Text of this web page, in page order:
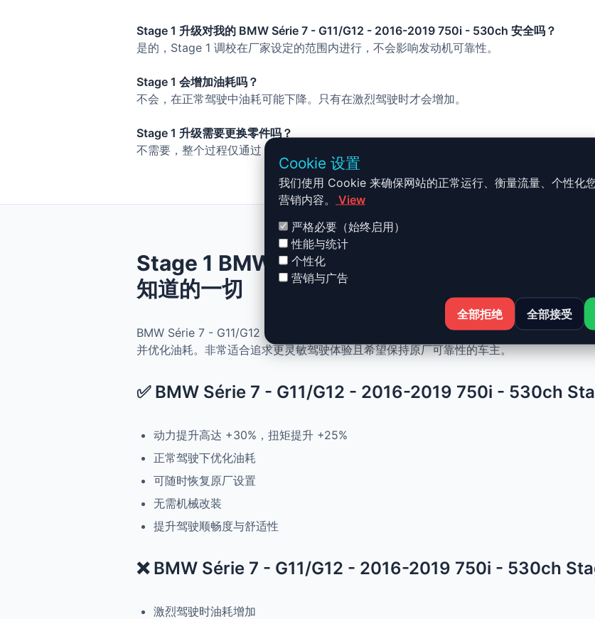
Stage 1 升级对我的 BMW Série 7 - G11/G12 - 2016-2019 750i - 530ch 安全吗？
是的，Stage 1 调校在厂家设定的范围内进行，不会影响发动机可靠性。
Stage 1 会增加油耗吗？
不会，在正常驾驶中油耗可能下降。只有在激烈驾驶时才会增加。
Stage 1 升级需要更换零件吗？
不需要，整个过程仅通过 ECU 调校完成，无需机械改装。
Stage 1 BMW Série 7 - G11/G12 - 2016-
知道的一切
BMW Série 7 - G11/G12 - 2016-2019 750i - 530ch 的 Stage 1 升级结合了性能、安全与
并优化油耗。非常适合追求更灵敏驾驶体验且希望保持原厂可靠性的车主。
✅ BMW Série 7 - G11/G12 - 2016-2019 750i - 530ch
动力提升高达 +30%，扭矩提升 +25%
正常驾驶下优化油耗
可随时恢复原厂设置
无需机械改装
提升驾驶顺畅度与舒适性
❌ BMW Série 7 - G11/G12 - 2016-2019 750i - 530ch
激烈驾驶时油耗增加
Cookie 设置
我们使用 Cookie 来确保网站的正常运行、衡量流量、个性化
营销内容。
View
严格必要（始终启用）
性能与统计
个性化
营销与广告
全部拒绝 全部接受